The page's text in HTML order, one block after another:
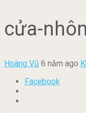
cửa-
Hoàng Vũ 6 năm ago
Facebook